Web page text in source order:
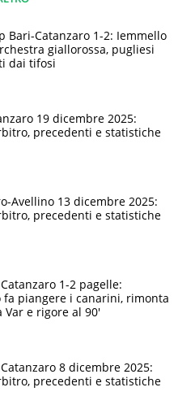
-
Bari-Catanzaro 1-2: Iemmello
giallorossa, pugliesi
dai tifosi
19 dicembre 2025:
precedenti e statistiche
Avellino 13 dicembre 2025:
precedenti e statistiche
1-2 pagelle:
fa piangere i canarini, rimonta
Var e rigore al 90'
8 dicembre 2025:
precedenti e statistiche